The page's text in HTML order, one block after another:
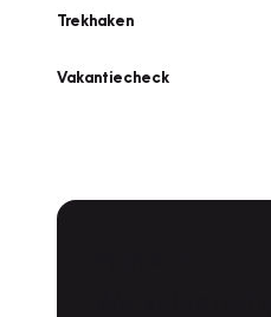
Trekhaken
Vakantiecheck